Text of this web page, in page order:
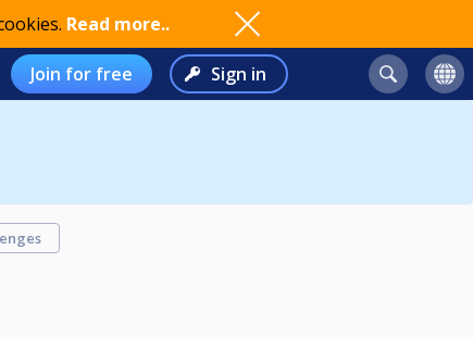
Read more..
Join for free Sign in